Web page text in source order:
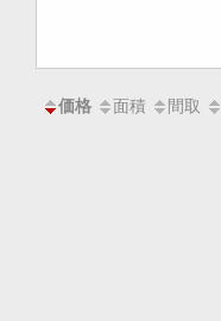
価格 面積 間取